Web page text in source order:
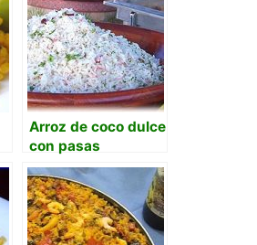
Arroz de coco dulce
con pasas